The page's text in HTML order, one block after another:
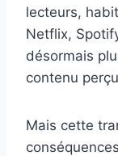
lecteurs,
Netflix,
désormais
contenu
Mais cette